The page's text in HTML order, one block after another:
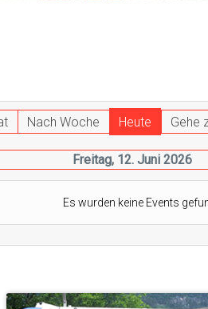
Nach Woche Heute Gehe
Freitag, 12. Juni 2026
Es wurden keine Events